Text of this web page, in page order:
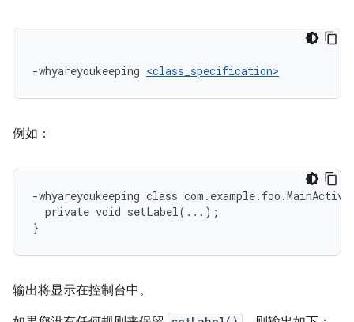
-whyareyoukeeping <class_specification>
例如：
-whyareyoukeeping class
  private void setLabel(...);
输出将显示在控制台中。